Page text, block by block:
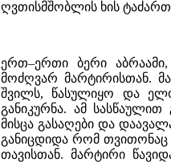
ღვთისმშობლის ხის
ერთ–ერთი ბერი აბრაამი,
მოძღვარ მარტირისთან.
შვილს, წასულიყო და
განიკურნა. ამ
მისცა გასაღები და
განიცდიდა რომ თვითონაც
თავისთან. მარტირი